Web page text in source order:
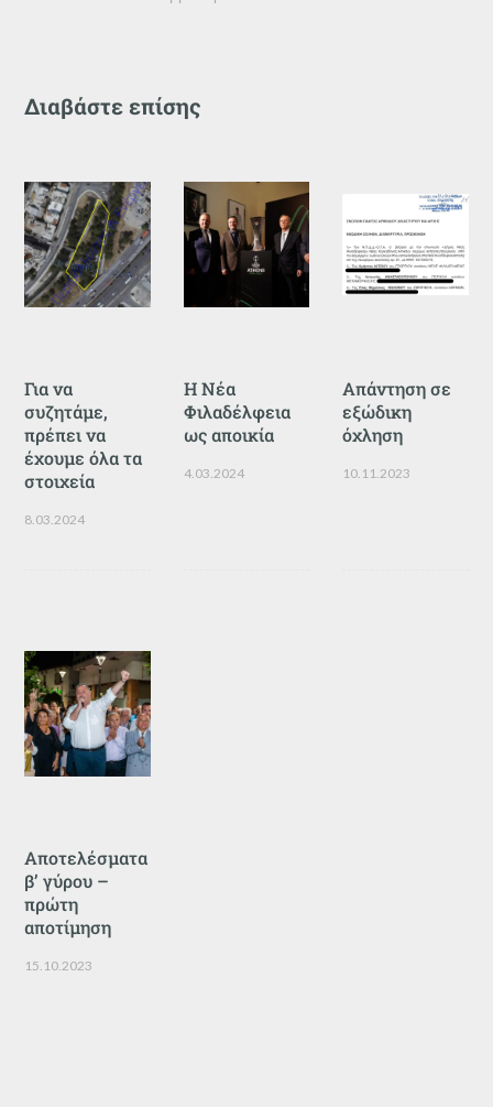
Διαβάστε επίσης
Για να
συζητάμε,
πρέπει να
έχουμε όλα τα
στοιχεία
8.03.2024
Η Νέα
Φιλαδέλφεια
ως αποικία
4.03.2024
Απάντηση σε
εξώδικη
όχληση
10.11.2023
Αποτελέσματα
β’ γύρου –
πρώτη
αποτίμηση
15.10.2023